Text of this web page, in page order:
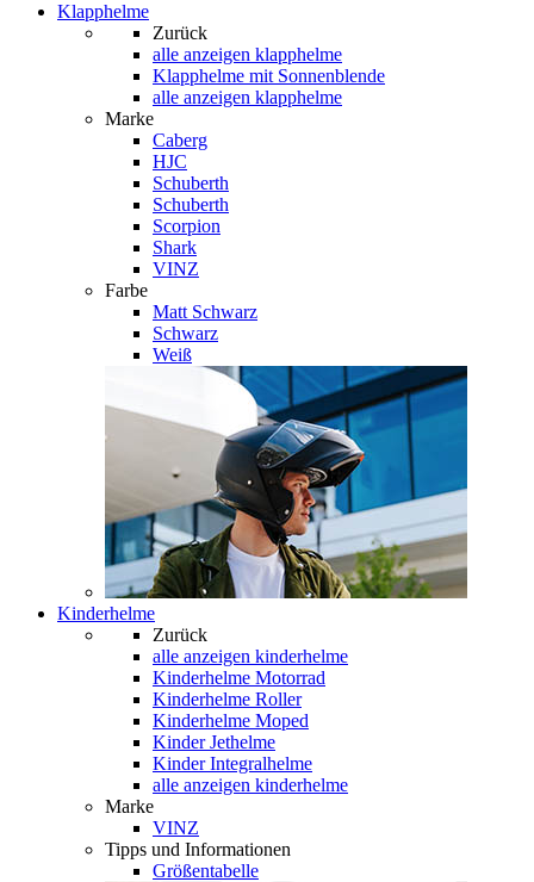
Klapphelme
Zurück
alle anzeigen klapphelme
Klapphelme mit Sonnenblende
alle anzeigen klapphelme
Marke
Caberg
HJC
Schuberth
Schuberth
Scorpion
Shark
VINZ
Farbe
Matt Schwarz
Schwarz
Weiß
Kinderhelme
Zurück
alle anzeigen kinderhelme
Kinderhelme Motorrad
Kinderhelme Roller
Kinderhelme Moped
Kinder Jethelme
Kinder Integralhelme
alle anzeigen kinderhelme
Marke
VINZ
Tipps und Informationen
Größentabelle